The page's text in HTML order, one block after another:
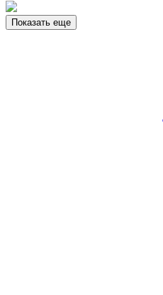
Показать еще